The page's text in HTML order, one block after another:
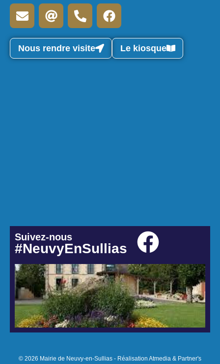
Nous rendre visite Le kiosque
Suivez-nous
#NeuvyEnSullias
© 2026 Mairie de Neuvy-en-Sullias - Réalisation Atmedia & Partner's